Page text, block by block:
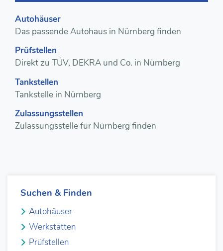
Autohäuser
Das passende Autohaus in Nürnberg finden
Prüfstellen
Direkt zu TÜV, DEKRA und Co. in Nürnberg
Tankstellen
Tankstelle in Nürnberg
Zulassungsstellen
Zulassungsstelle für Nürnberg finden
Suchen & Finden
Autohäuser
Werkstätten
Prüfstellen